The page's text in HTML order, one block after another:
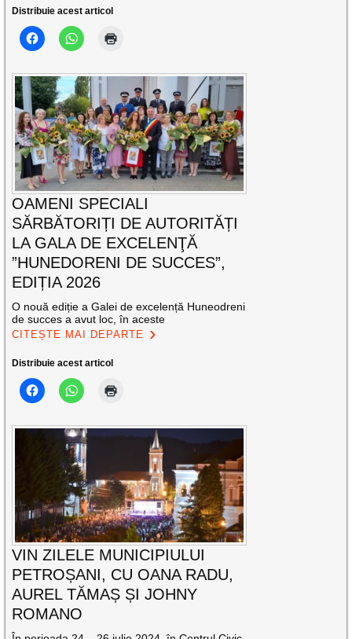
Distribuie acest articol
OAMENI SPECIALI
SĂRBĂTORIȚI DE AUTORITĂȚI
LA GALA DE EXCELENŢĂ
”HUNEDORENI DE SUCCES”,
EDIȚIA 2026
O nouă ediție a Galei de excelență Huneodreni
de succes a avut loc, în aceste
CITEȘTE MAI DEPARTE
Distribuie acest articol
VIN ZILELE MUNICIPIULUI
PETROȘANI, CU OANA RADU,
AUREL TĂMAȘ ȘI JOHNY
ROMANO